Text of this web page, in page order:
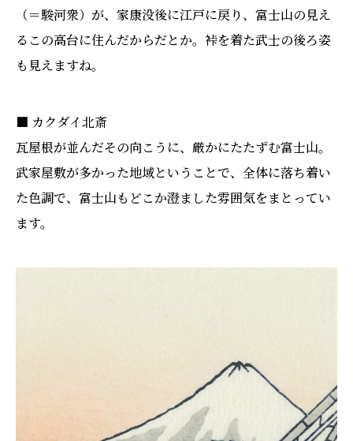
（＝駿河衆）が、家康没後に江戸に戻り、富士山の見え
るこの高台に住んだからだとか。裃を着た武士の後ろ姿
も見えますね。
■ カクダイ北斎
瓦屋根が並んだその向こうに、厳かにたたずむ富士山。
武家屋敷が多かった地域ということで、全体に落ち着い
た色調で、富士山もどこか澄ました雰囲気をまとってい
ます。